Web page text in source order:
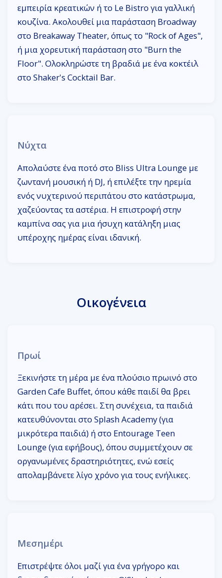
εμπειρία κρεατικών ή το Le Bistro για γαλλική
κουζίνα. Ακολουθεί μια παράσταση Broadway
στο Breakaway Theater, όπως το "Rock of Ages",
ή μια χορευτική παράσταση στο "Burn the
Floor". Ολοκληρώστε τη βραδιά με ένα κοκτέιλ
στο Shaker's Cocktail Bar.
Νύχτα
Απολαύστε ένα ποτό στο Bliss Ultra Lounge με
ζωντανή μουσική ή DJ, ή επιλέξτε την ηρεμία
ενός νυχτερινού περιπάτου στο κατάστρωμα,
χαζεύοντας τα αστέρια. Η επιστροφή στην
καμπίνα σας για μια ήσυχη κατάληξη μιας
υπέροχης ημέρας είναι ιδανική.
Οικογένεια
Πρωί
Ξεκινήστε τη μέρα με ένα πλούσιο πρωινό στο
Garden Cafe Buffet, όπου κάθε παιδί θα βρει
κάτι που του αρέσει. Στη συνέχεια, τα παιδιά
κατευθύνονται στο Splash Academy (για
μικρότερα παιδιά) ή στο Entourage Teen
Lounge (για εφήβους), όπου συμμετέχουν σε
οργανωμένες δραστηριότητες, ενώ εσείς
απολαμβάνετε λίγο χρόνο για τους ενήλικες.
Μεσημέρι
Επιστρέψτε όλοι μαζί για ένα γρήγορο και